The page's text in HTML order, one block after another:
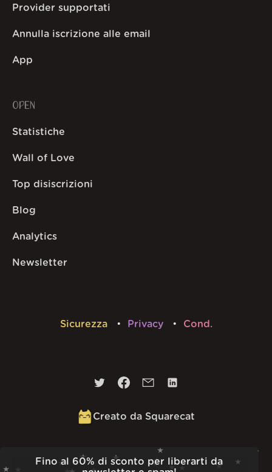
Fino al 60% di sconto per liberarti da
Provider supportati
Annulla iscrizione alle email
App
OPEN
Statistiche
Wall of Love
Top disiscrizioni
Blog
Analytics
Newsletter
Sicurezza Privacy Cond.
Creato da Squarecat
23rd Jul 2026 · 13:37